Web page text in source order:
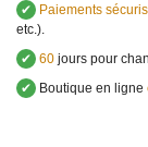
✔
Paiements
etc.).
✔ 60 jours pour
✔
Boutique en ligne